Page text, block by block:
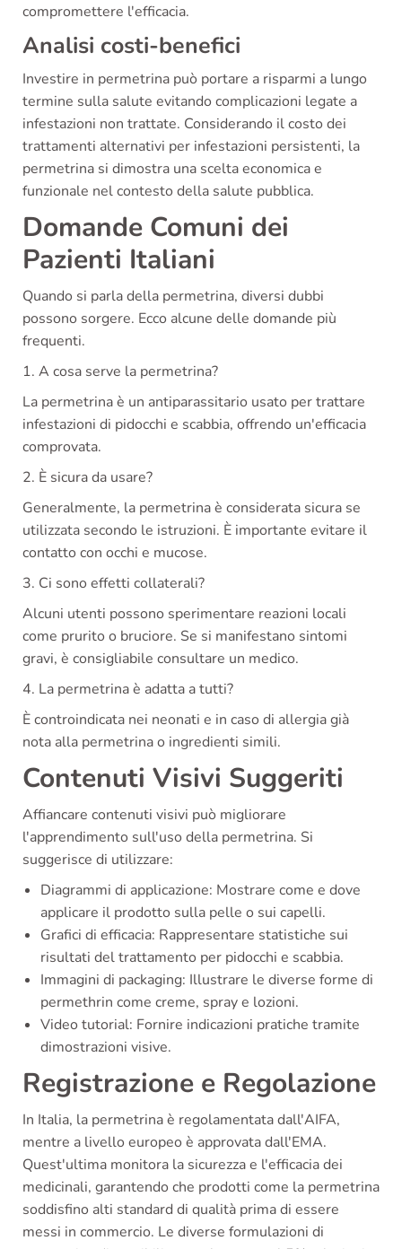
compromettere l'efficacia.
Analisi costi-benefici
Investire in permetrina può portare a risparmi a lungo
termine sulla salute evitando complicazioni legate a
infestazioni non trattate. Considerando il costo dei
trattamenti alternativi per infestazioni persistenti, la
permetrina si dimostra una scelta economica e
funzionale nel contesto della salute pubblica.
Domande Comuni dei
Pazienti Italiani
Quando si parla della permetrina, diversi dubbi
possono sorgere. Ecco alcune delle domande più
frequenti.
1. A cosa serve la permetrina?
La permetrina è un antiparassitario usato per trattare
infestazioni di pidocchi e scabbia, offrendo un'efficacia
comprovata.
2. È sicura da usare?
Generalmente, la permetrina è considerata sicura se
utilizzata secondo le istruzioni. È importante evitare il
contatto con occhi e mucose.
3. Ci sono effetti collaterali?
Alcuni utenti possono sperimentare reazioni locali
come prurito o bruciore. Se si manifestano sintomi
gravi, è consigliabile consultare un medico.
4. La permetrina è adatta a tutti?
È controindicata nei neonati e in caso di allergia già
nota alla permetrina o ingredienti simili.
Contenuti Visivi Suggeriti
Affiancare contenuti visivi può migliorare
l'apprendimento sull'uso della permetrina. Si
suggerisce di utilizzare:
Diagrammi di applicazione: Mostrare come e dove
applicare il prodotto sulla pelle o sui capelli.
Grafici di efficacia: Rappresentare statistiche sui
risultati del trattamento per pidocchi e scabbia.
Immagini di packaging: Illustrare le diverse forme di
permethrin come creme, spray e lozioni.
Video tutorial: Fornire indicazioni pratiche tramite
dimostrazioni visive.
Registrazione e Regolazione
In Italia, la permetrina è regolamentata dall'AIFA,
mentre a livello europeo è approvata dall'EMA.
Quest'ultima monitora la sicurezza e l'efficacia dei
medicinali, garantendo che prodotti come la permetrina
soddisfino alti standard di qualità prima di essere
messi in commercio. Le diverse formulazioni di